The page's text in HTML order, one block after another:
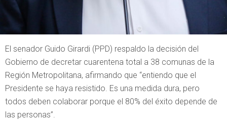
El senador Guido Girardi (PPD) respaldo la decisión del
Gobierno de decretar cuarentena total a 38 comunas de la
Región Metropolitana, afirmando que “entiendo que el
Presidente se haya resistido. Es una medida dura, pero
todos deben colaborar porque el 80% del éxito depende de
las personas”.